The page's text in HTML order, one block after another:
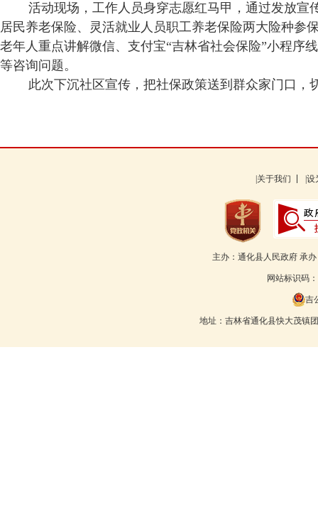
活动现场，工作人员身穿志愿红马甲，通过发放宣
居民养老保险、灵活就业人员职工养老保险两大险种参
老年人重点讲解微信、支付宝“吉林省社会保险”小程序
等咨询问题。
此次下沉社区宣传，把社保政策送到群众家门口，
|关于我们 |
主办：通化县人民政府 承
网站标识码
吉
地址：吉林省通化县快大茂镇